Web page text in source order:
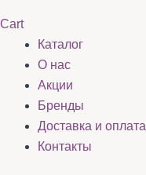
Cart
Каталог
О нас
Акции
Бренды
Доставка и оплата
Контакты